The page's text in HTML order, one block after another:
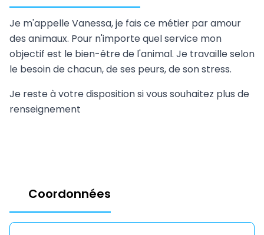
Je m'appelle Vanessa, je fais ce métier par amour
des animaux. Pour n'importe quel service mon
objectif est le bien-être de l'animal. Je travaille selon
le besoin de chacun, de ses peurs, de son stress.
Je reste à votre disposition si vous souhaitez plus de
renseignement
Coordonnées